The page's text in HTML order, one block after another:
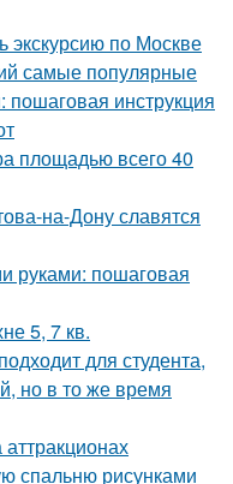
экскурсию по Москве
самые популярные
пошаговая инструкция
площадью всего 40
на-Дону славятся
руками: пошаговая
5, 7 кв.
для студента,
но в то же время
спальню рисунками